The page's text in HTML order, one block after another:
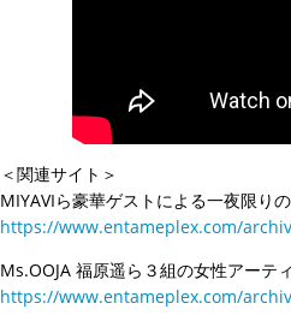
＜関連サイト＞
MIYAVIら豪華ゲストによる一夜限り
https://www.entameplex.com/
Ms.OOJA 福原遥ら３組の女性アーテ
https://www.entameplex.com/